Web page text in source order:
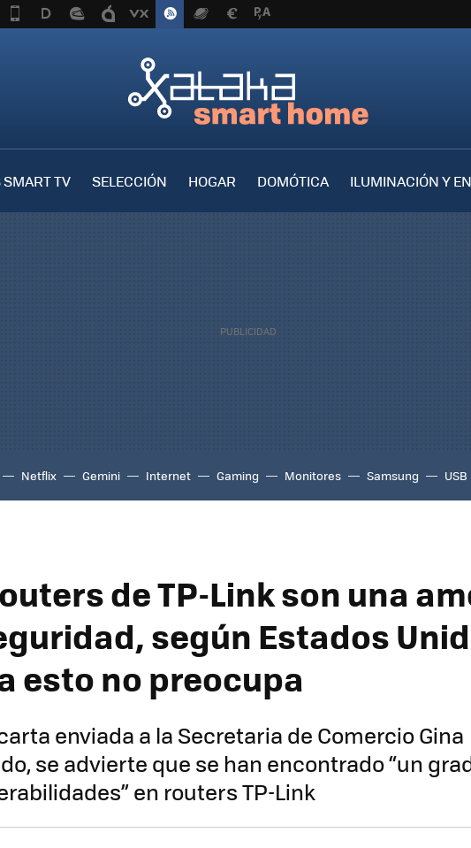
TV SELECCIÓN HOGAR DOMÓTICA
ILUMINACIÓN Y
Netflix Gemini Internet Gaming Monitores Samsung USB
de TP-Link son una
según Estados
esto no preocupa
enviada a la Secretaria de Comercio Gina
se advierte que se han encontrado “un
en routers TP-Link